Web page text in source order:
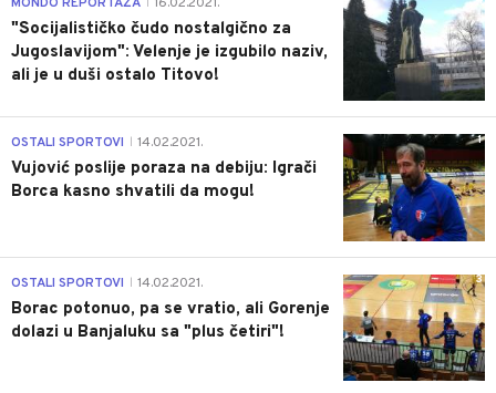
"Socijalističko čudo nostalgično za
Jugoslavijom": Velenje je izgubilo naziv,
ali je u duši ostalo Titovo!
1
OSTALI SPORTOVI 14.02.2021.
Vujović poslije poraza na debiju: Igrači
Borca kasno shvatili da mogu!
3
OSTALI SPORTOVI 14.02.2021.
Borac potonuo, pa se vratio, ali Gorenje
dolazi u Banjaluku sa "plus četiri"!